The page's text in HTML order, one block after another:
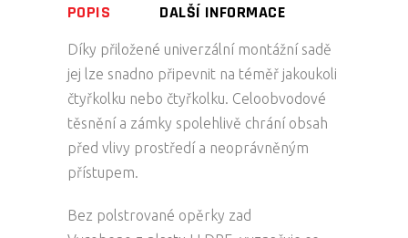
POPIS DALŠÍ INFORMACE
Díky přiložené univerzální montážní sadě
jej lze snadno připevnit na téměř jakoukoli
čtyřkolku nebo čtyřkolku. Celoobvodové
těsnění a zámky spolehlivě chrání obsah
před vlivy prostředí a neoprávněným
přístupem.
Bez polstrované opěrky zad